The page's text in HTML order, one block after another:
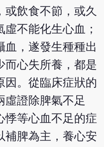
或飲食不節，或久
不能化生心血；
血，遂發生種種出
而心失所養，都是
因。從臨床症狀的
虛證除脾氣不足
悸等心血不足的症
補脾為主，養心安